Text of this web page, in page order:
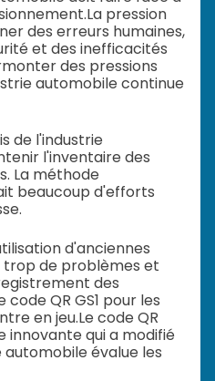
La pression
des erreurs humaines,
et des inefficacités
des pressions
automobile continue
de l'industrie
l'inventaire des
La méthode
beaucoup d'efforts
d'anciennes
de problèmes et
des
code QR GS1 pour les
en jeu.Le code QR
innovante qui a modifié
évalue les